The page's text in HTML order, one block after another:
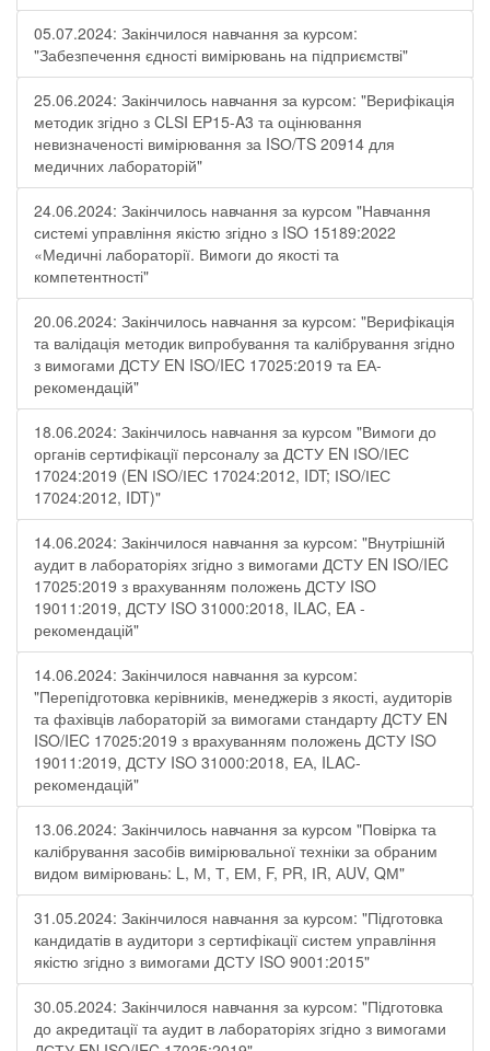
05.07.2024: Закінчилося навчання за курсом:
"Забезпечення єдності вимірювань на підприємстві"
25.06.2024: Закінчилось навчання за курсом: "Верифікація
методик згідно з CLSI EP15-A3 та оцінювання
невизначеності вимірювання за ISО/TS 20914 для
медичних лабораторій"
24.06.2024: Закінчилось навчання за курсом "Навчання
системі управління якістю згідно з ISO 15189:2022
«Медичні лабораторії. Вимоги до якості та
компетентності"
20.06.2024: Закінчилось навчання за курсом: "Верифікація
та валідація методик випробування та калібрування згідно
з вимогами ДСТУ EN ISO/IEC 17025:2019 та ЕА-
рекомендацій"
18.06.2024: Закінчилось навчання за курсом "Вимоги до
органів сертифікації персоналу за ДСТУ EN ІSO/ІЕС
17024:2019 (EN ІSO/ІЕС 17024:2012, IDT; ІSO/ІЕС
17024:2012, IDT)"
14.06.2024: Закінчилося навчання за курсом: "Внутрішній
аудит в лабораторіях згідно з вимогами ДСТУ EN ISO/IEC
17025:2019 з врахуванням положень ДСТУ ISO
19011:2019, ДСТУ ISO 31000:2018, ILAC, EA -
рекомендацій"
14.06.2024: Закінчилося навчання за курсом:
"Перепідготовка керівників, менеджерів з якості, аудиторів
та фахівців лабораторій за вимогами стандарту ДСТУ EN
ISO/IEC 17025:2019 з врахуванням положень ДСТУ ISO
19011:2019, ДСТУ ISO 31000:2018, ЕА, ILAC-
рекомендацій"
13.06.2024: Закінчилось навчання за курсом "Повірка та
калібрування засобів вимірювальної техніки за обраним
видом вимірювань: L, М, Т, ЕМ, F, РR, ІR, АUV, QМ"
31.05.2024: Закінчилося навчання за курсом: "Підготовка
кандидатів в аудитори з сертифікації систем управління
якістю згідно з вимогами ДСТУ ISO 9001:2015"
30.05.2024: Закінчилося навчання за курсом: "Підготовка
до акредитації та аудит в лабораторіях згідно з вимогами